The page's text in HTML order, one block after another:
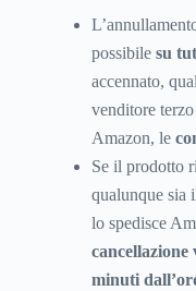
possibile su
accennato,
venditore
Amazon, le
Se il prodotto
qualunque sia
lo spedisce
minuti